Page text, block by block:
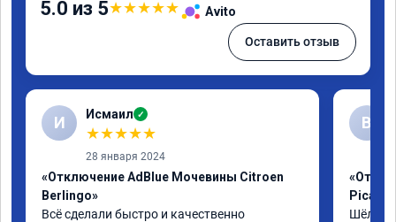
5.0 из 5★★★★★ Avito
Оставить отзыв
И Исмаил ✓
★★★★★
28 января 2024
«Отключение AdBlue Мочевины Citroen
Berlingo»
Всё сделали быстро и качественно
В
Шёл по